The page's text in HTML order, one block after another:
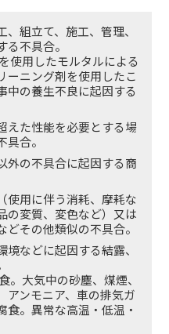
組立て、施工、管理、
不具合。
使用したモルタルによる
ーニング剤を使用したこ
中の養生不良に起因する
えた性能を必要とする場
合。
外の不具合に起因する商
使用に伴う消耗、摩耗な
の変質、変色など）又は
その他類似の不具合。
などに起因する結露、
。大気中の砂塵、煤煙、
アンモニア、車の排気ガ
食。異常な高温・低温・